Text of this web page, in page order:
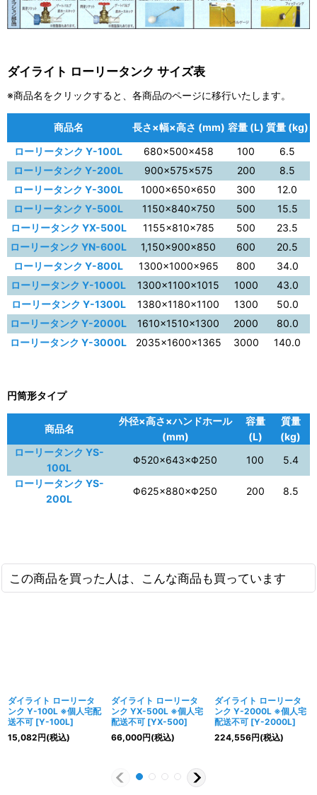
ダイライト ローリータンク サイズ表
※商品名をクリックすると、各商品のページに移行いたします。
商品名 長さ×幅×高さ (mm) 容量 (L) 質量 (kg)
ローリータンク Y-100L
680×500×458 100
6.5
ローリータンク Y-200L
900×575×575 200
8.5
ローリータンク Y-300L
1000×650×650 300
12.0
ローリータンク Y-500L
1150×840×750 500
15.5
ローリータンク YX-500L
1155×810×785 500
23.5
ローリータンク YN-600L
1,150×900×850 600
20.5
ローリータンク Y-800L
1300×1000×965 800
34.0
ローリータンク Y-1000L
1300×1100×1015 1000
43.0
ローリータンク Y-1300L
1380×1180×1100 1300
50.0
ローリータンク Y-2000L
1610×1510×1300 2000
80.0
ローリータンク Y-3000L
2035×1600×1365 3000 140.0
円筒形タイプ
商品名
外径×高さ×ハンドホール
(mm)
容量
(L)
質量
(kg)
ローリータンク YS-
100L
Φ520×643×Φ250 100
5.4
ローリータンク YS-
200L
Φ625×880×Φ250 200 8.5
この商品を買った人は、こんな商品も買っています
ダイライト ローリータ
ンク Y-100L ※個人宅配
送不可 [Y-100L]
15,082円(税込)
ダイライト ローリータ
ンク YX-500L ※個人宅
配送不可 [YX-500]
66,000円(税込)
ダイライト ローリータ
ンク Y-2000L ※個人宅
配送不可 [Y-2000L]
224,556円(税込)